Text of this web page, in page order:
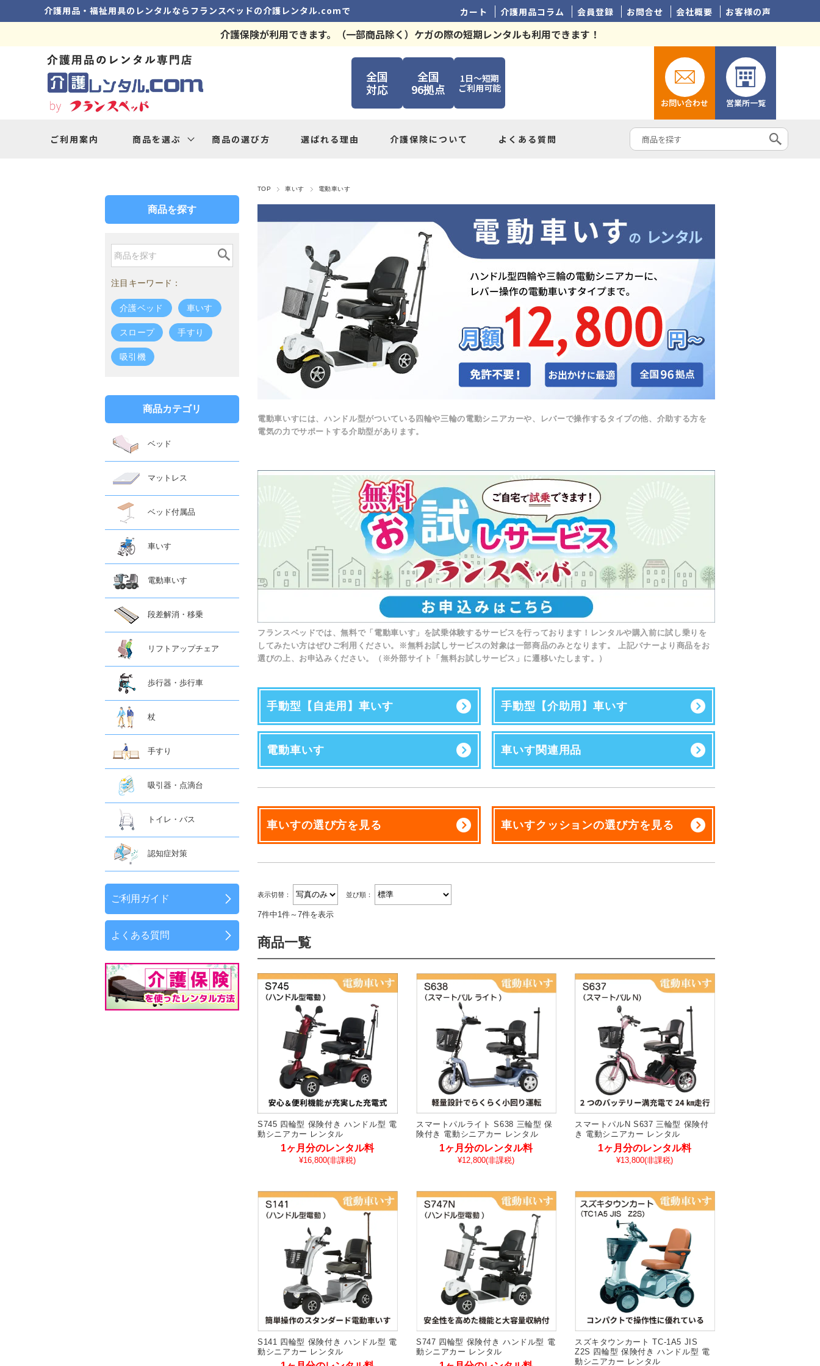
介護用品・福祉用具のレンタルなら フランスベッドの介護レンタル.comで カート 介護用品コラム 会員登録 お問合せ 会社概要 お客様の声
介護保険が利用できます。（一部商品除く）ケガの際の短期レンタルも利用できます！
全国
対応
全国
96拠点
1日～短期
ご利用可能
お問い合わせ 営業所一覧
ご利用案内 商品を選ぶ 商品の選び方 選ばれる理由 介護保険について よくある質問
TOP 車いす 電動車いす
電動車いすには、ハンドル型がついている四輪や三輪の電動シニアカーや、レバーで操作するタイプの他、介助する方を
電気の力でサポートする介助型があります。
フランスベッドでは、無料で「電動車いす」を試乗体験するサービスを行っております！レンタルや購入前に試し乗りを
してみたい方はぜひご利用ください。※無料お試しサービスの対象は一部商品のみとなります。 上記バナーより商品をお
選びの上、お申込みください。（※外部サイト「無料お試しサービス」に遷移いたします。）
手動型【自走用】車いす 手動型【介助用】車いす
電動車いす 車いす関連用品
車いすの選び方を見る 車いすクッションの選び方を見る
表示切替： 並び順：
7件中1件～7件を表示
商品一覧
S745 四輪型 保険付き ハンドル型 電
動シニアカー レンタル
1ヶ月分のレンタル料
¥16,800(非課税)
スマートパルライト S638 三輪型 保
険付き 電動シニアカー レンタル
1ヶ月分のレンタル料
¥12,800(非課税)
スマートパルN S637 三輪型 保険付
き 電動シニアカー レンタル
1ヶ月分のレンタル料
¥13,800(非課税)
S141 四輪型 保険付き ハンドル型 電
動シニアカー レンタル
S747 四輪型 保険付き ハンドル型 電
動シニアカー レンタル
スズキタウンカート TC-1A5 JIS
Z2S 四輪型 保険付き ハンドル型 電
動シニアカー レンタル
商品を探す
注目キーワード：
介護ベッド 車いす
スロープ 手すり
吸引機
商品カテゴリ
ベッド
マットレス
ベッド付属品
車いす
電動車いす
段差解消・移乗
リフトアップチェア
歩行器・歩行車
杖
手すり
吸引器・点滴台
トイレ・バス
認知症対策
ご利用ガイド
よくある質問